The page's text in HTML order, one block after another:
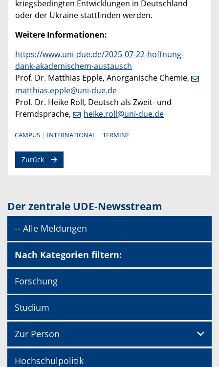
kriegsbedingten Entwicklungen in Deutschland
oder der Ukraine stattfinden werden.
Weitere Informationen:
https://www.uni-due.de/2025-07-22-hoffnung-
dank-akademischem-austausch
Prof. Dr. Matthias Epple, Anorganische Chemie,
matthias.epple@uni-due.de
Prof. Dr. Heike Roll, Deutsch als Zweit- und
Fremdsprache,
heike.roll@uni-due.de
CAMPUS INTERNATIONAL TERMINE
Zurück
Der zentrale UDE-Newsstream
-- Alle Meldungen
Nach Kategorien filtern:
Forschung
Studium
Zur Person
Hochschulpolitik